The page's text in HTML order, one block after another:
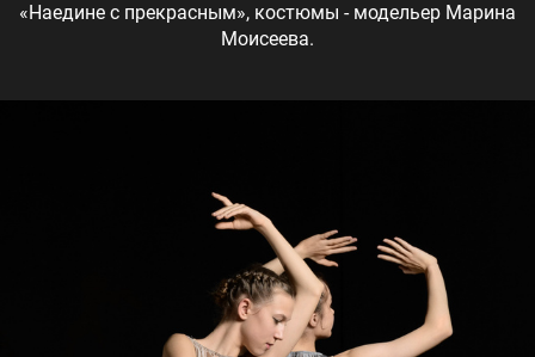
«Наедине с прекрасным», костюмы - модельер Марина
Моисеева.